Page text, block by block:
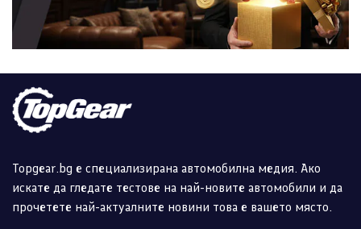
Topgear.bg е специализирана автомобилна медия. Ако
искате да гледате тестове на най-новите автомобили и да
прочетете най-актуалните новини това е вашето място.